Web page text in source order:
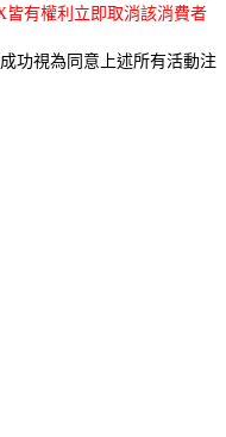
有權利立即取消該消費者
功視為同意上述所有活動注